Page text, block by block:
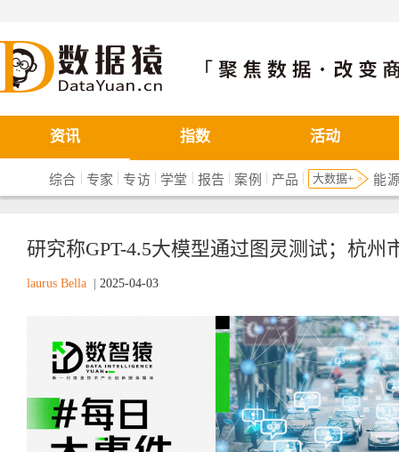
数据猿
资讯 指数 活动
综合 | 专家 |专访| 学堂 | 报告 | 案例 | 产品 | 大数据+ 能
研究称GPT-4.5大模型通过图灵测试；杭州
laurus Bella 2025-04-03